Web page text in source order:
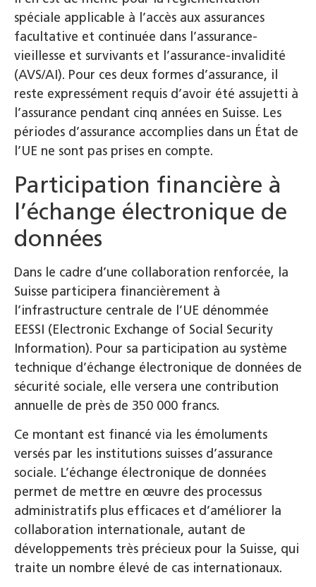
spéciale applicable à l’accès aux assurances
facultative et continuée dans l’assurance-
vieillesse et survivants et l’assurance-invalidité
(AVS/AI). Pour ces deux formes d’assurance, il
reste expressément requis d’avoir été assujetti à
l’assurance pendant cinq années en Suisse. Les
périodes d’assurance accomplies dans un État de
l’UE ne sont pas prises en compte.
Participation financière à
l’échange électronique de
données
Dans le cadre d’une collaboration renforcée, la
Suisse participera financièrement à
l’infrastructure centrale de l’UE dénommée
EESSI (Electronic Exchange of Social Security
Information). Pour sa participation au système
technique d’échange électronique de données de
sécurité sociale, elle versera une contribution
annuelle de près de 350 000 francs.
Ce montant est financé via les émoluments
versés par les institutions suisses d’assurance
sociale. L’échange électronique de données
permet de mettre en œuvre des processus
administratifs plus efficaces et d’améliorer la
collaboration internationale, autant de
développements très précieux pour la Suisse, qui
traite un nombre élevé de cas internationaux.